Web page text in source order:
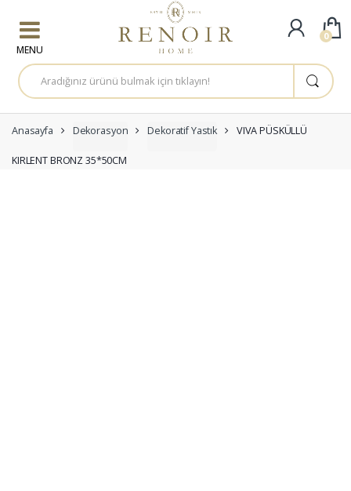
A
r
a
a
:
Anasayfa Dekorasyon Dekoratif Yastık VIVA PÜSKÜLLÜ
KIRLENT BRONZ 35*50CM
0